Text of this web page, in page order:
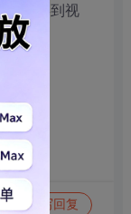
要保存到视
写回复